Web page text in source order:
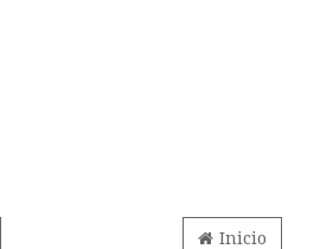
Inicio